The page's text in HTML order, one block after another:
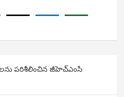
పరిశీలించిన జీహెచ్ఎంసి